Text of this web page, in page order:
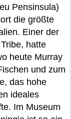
Pensinsula)
die größte
Einer der
hatte
heute Murray
und zum
das hohe
ideales
Im Museum